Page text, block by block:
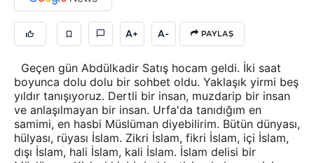
A+ A- PAYLAŞ
Geçen gün Abdülkadir Satış hocam geldi. İki saat
boyunca dolu dolu bir sohbet oldu. Yaklaşık yirmi beş
yıldır tanışıyoruz. Dertli bir insan, muzdarip bir insan
ve anlaşılmayan bir insan. Urfa'da tanıdığım en
samimi, en hasbi Müslüman diyebilirim. Bütün dünyası,
hülyası, rüyası İslam. Zikri İslam, fikri İslam, içi İslam,
dışı İslam, hali İslam, kali İslam. İslam delisi bir